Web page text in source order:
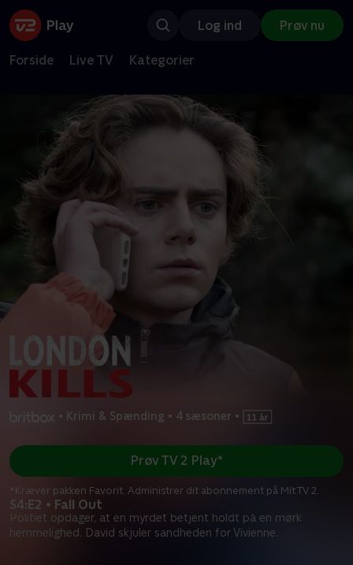
Log ind Prøv nu
Forside Live TV Kategorier
• Krimi & Spænding • 4 sæsoner •
S4:E2 • Fall Out
Politiet opdager, at en myrdet betjent holdt på en mørk
hemmelighed. David skjuler sandheden for Vivienne.
Prøv TV 2 Play*
*Kræver pakken Favorit. Administrer dit abonnement på Mit TV 2.